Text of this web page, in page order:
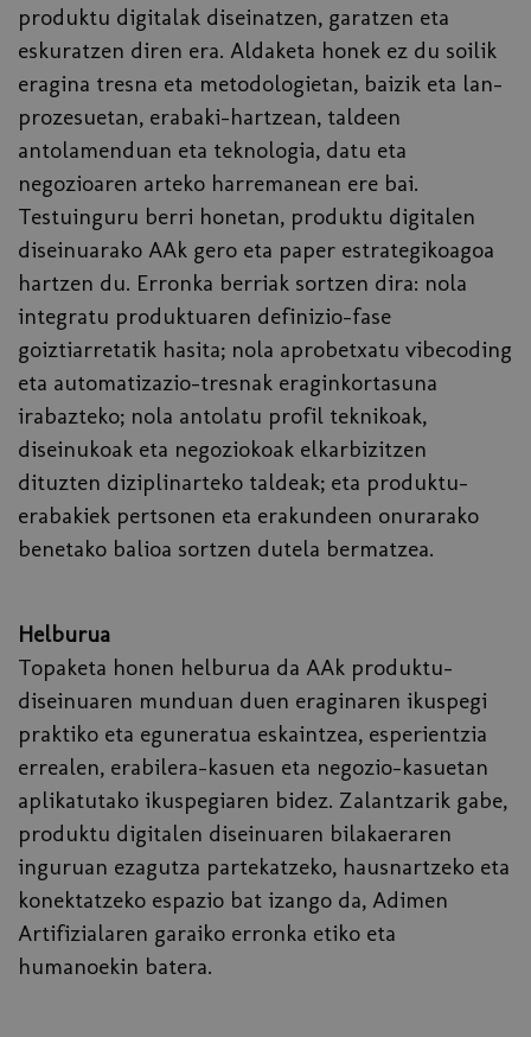
produktu digitalak diseinatzen, garatzen eta
eskuratzen diren era. Aldaketa honek ez du soilik
eragina tresna eta metodologietan, baizik eta lan-
prozesuetan, erabaki-hartzean, taldeen
antolamenduan eta teknologia, datu eta
negozioaren arteko harremanean ere bai.
Testuinguru berri honetan, produktu digitalen
diseinuarako AAk gero eta paper estrategikoagoa
hartzen du. Erronka berriak sortzen dira: nola
integratu produktuaren definizio-fase
goiztiarretatik hasita; nola aprobetxatu vibecoding
eta automatizazio-tresnak eraginkortasuna
irabazteko; nola antolatu profil teknikoak,
diseinukoak eta negoziokoak elkarbizitzen
dituzten diziplinarteko taldeak; eta produktu-
erabakiek pertsonen eta erakundeen onurarako
benetako balioa sortzen dutela bermatzea.
Helburua
Topaketa honen helburua da AAk produktu-
diseinuaren munduan duen eraginaren ikuspegi
praktiko eta eguneratua eskaintzea, esperientzia
errealen, erabilera-kasuen eta negozio-kasuetan
aplikatutako ikuspegiaren bidez. Zalantzarik gabe,
produktu digitalen diseinuaren bilakaeraren
inguruan ezagutza partekatzeko, hausnartzeko eta
konektatzeko espazio bat izango da, Adimen
Artifizialaren garaiko erronka etiko eta
humanoekin batera.